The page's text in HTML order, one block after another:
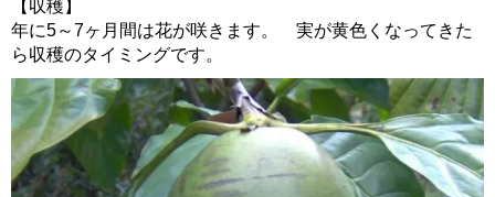
【収穫】
年に5～7ヶ月間は花が咲きます。 実が黄色くなってきた
ら収穫のタイミングです。